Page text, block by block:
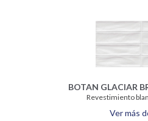
BOTAN GLACIAR
Revestimiento
Ver más